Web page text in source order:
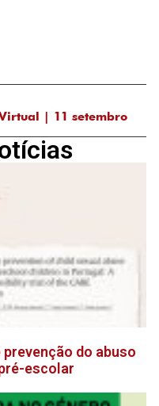
| 11 setembro
do abuso
escolar